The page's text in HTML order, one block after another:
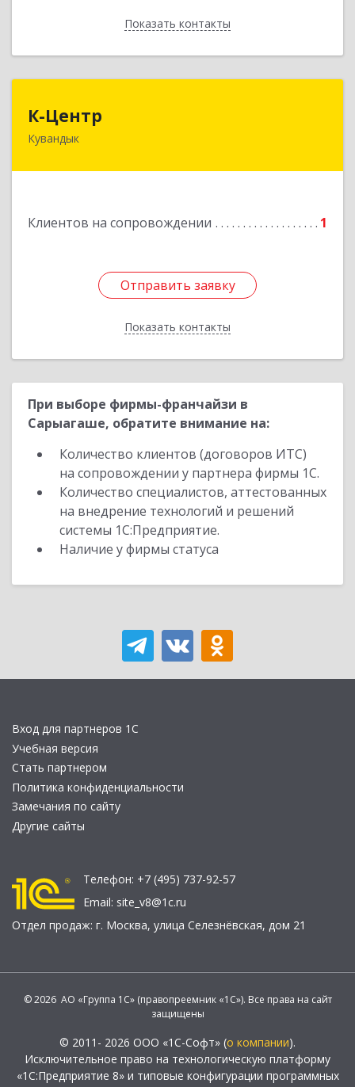
Показать контакты
Назад
К-Центр
Кувандык
Клиентов на сопровождении 1
Отправить заявку
Показать контакты
462243, Оренбургская обл, Кувандыкский р-н,
Отправить заявку
Назад
При выборе фирмы-франчайзи в
Сарыагаше, обратите внимание на:
Количество клиентов (договоров ИТС)
на сопровождении у партнера фирмы 1С.
Количество специалистов, аттестованных
на внедрение технологий и решений
системы 1С:Предприятие.
Наличие у фирмы статуса
Вход для партнеров 1С
Учебная версия
Стать партнером
Политика конфиденциальности
Замечания по сайту
Другие сайты
Телефон: +7 (495) 737-92-57
Email: site_v8@1c.ru
Отдел продаж: г. Москва, улица Селезнёвская, дом 21
© 2026 АО «Группа 1С» (правопреемник «1С»). Все права на сайт
защищены
© 2011- 2026 ООО «1С-Софт» (о компании).
Исключительное право на технологическую платформу
«1С:Предприятие 8» и типовые конфигурации программных